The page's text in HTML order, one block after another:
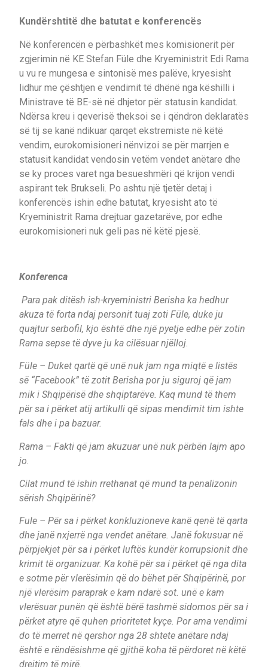
Kundërshtitë dhe batutat e konferencës
Në konferencën e përbashkët mes komisionerit për
zgjerimin në KE Stefan Füle dhe Kryeministrit Edi Rama
u vu re mungesa e sintonisë mes palëve, kryesisht
lidhur me çështjen e vendimit të dhënë nga këshilli i
Ministrave të BE-së në dhjetor për statusin kandidat.
Ndërsa kreu i qeverisë theksoi se i qëndron deklaratës
së tij se kanë ndikuar qarqet ekstremiste në këtë
vendim, eurokomisioneri nënvizoi se për marrjen e
statusit kandidat vendosin vetëm vendet anëtare dhe
se ky proces varet nga besueshmëri që krijon vendi
aspirant tek Brukseli. Po ashtu një tjetër detaj i
konferencës ishin edhe batutat, kryesisht ato të
Kryeministrit Rama drejtuar gazetarëve, por edhe
eurokomisioneri nuk geli pas në këtë pjesë.
Konferenca
Para pak ditësh ish-kryeministri Berisha ka hedhur
akuza të forta ndaj personit tuaj zoti Füle, duke ju
quajtur serbofil, kjo është dhe një pyetje edhe për zotin
Rama sepse të dyve ju ka cilësuar njëlloj.
Füle – Duket qartë që unë nuk jam nga miqtë e listës
së “Facebook” të zotit Berisha por ju siguroj që jam
mik i Shqipërisë dhe shqiptarëve. Kaq mund të them
për sa i përket atij artikulli që sipas mendimit tim ishte
fals dhe i pa bazuar.
Rama – Fakti që jam akuzuar unë nuk përbën lajm apo
jo.
Cilat mund të ishin rrethanat që mund ta penalizonin
sërish Shqipërinë?
Fule – Për sa i përket konkluzioneve kanë qenë të qarta
dhe janë nxjerrë nga vendet anëtare. Janë fokusuar në
përpjekjet për sa i përket luftës kundër korrupsionit dhe
krimit të organizuar. Ka kohë për sa i përket që nga dita
e sotme për vlerësimin që do bëhet për Shqipërinë, por
një vlerësim paraprak e kam ndarë sot. unë e kam
vlerësuar punën që është bërë tashmë sidomos për sa i
përket atyre që quhen prioritetet kyçe. Por ama vendimi
do të merret në qershor nga 28 shtete anëtare ndaj
është e rëndësishme që gjithë koha të përdoret në këtë
drejtim të mirë.